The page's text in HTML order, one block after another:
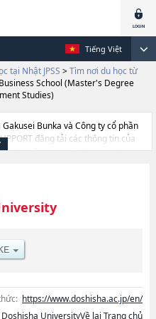
Tiếng Việt
tại Nhật JPSS > Tìm nơi du học từ
Business School (Master's Degree
Studies)
Bunka và Công ty cổ phần
đăng tải các thông tin của
đại học ngắn hạn, trường
các Graduate school of
and Medical
school of Brain
khoa nghiên cứu, thông tin liên
sinh, số lượng trúng tuyển, cở sở
https://www.doshisha.ac.jp/en/
Doshisha UniversityVề lại Trang chủ